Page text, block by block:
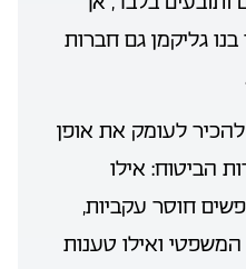
עו״ד בנו גליקמן גם חברות
לעומק את אופן
הביטוח: אילו
חוסר עקביות,
ואילו טענות